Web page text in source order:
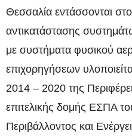
Θεσσαλία εντάσσονται
αντικατάστασης
με συστήματα φυσικού
επιχορηγήσεων
2014 – 2020 της
επιτελικής δομής ΕΣΠΑ
Περιβάλλοντος και